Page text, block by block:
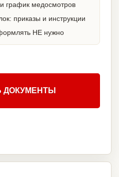
график медосмотров
приказы и инструкции
НЕ нужно
ДОКУМЕНТЫ